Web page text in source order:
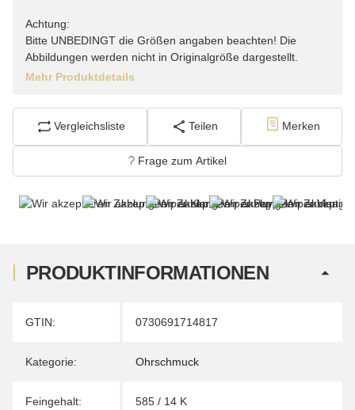
Achtung:
Bitte UNBEDINGT die Größen angaben beachten! Die
Abbildungen werden nicht in Originalgröße dargestellt.
Mehr Produktdetails
Vergleichsliste Teilen Merken
Frage zum Artikel
PRODUKTINFORMATIONEN
Produkteigenschaft
Wert
GTIN: 0730691714817
Kategorie: Ohrschmuck
Feingehalt: 585 / 14 K